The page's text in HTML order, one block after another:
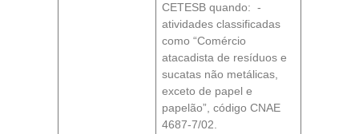
CETESB quando: -
atividades classificadas
como “Comércio
atacadista de resíduos e
sucatas não metálicas,
exceto de papel e
papelão”, código CNAE
4687-7/02.